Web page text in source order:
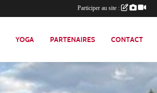
YOGA PARTENAIRES CONTACT
Participer au site :